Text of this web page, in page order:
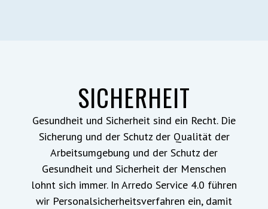
SICHERHEIT
Gesundheit und Sicherheit sind ein Recht. Die
Sicherung und der Schutz der Qualität der
Arbeitsumgebung und der Schutz der
Gesundheit und Sicherheit der Menschen
lohnt sich immer. In Arredo Service 4.0 führen
wir Personalsicherheitsverfahren ein, damit